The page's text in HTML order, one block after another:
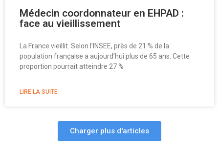
Médecin coordonnateur en EHPAD :
face au vieillissement
La France vieillit. Selon l’INSEE, près de 21 % de la
population française a aujourd’hui plus de 65 ans. Cette
proportion pourrait atteindre 27 %
LIRE LA SUITE
Charger plus d'articles